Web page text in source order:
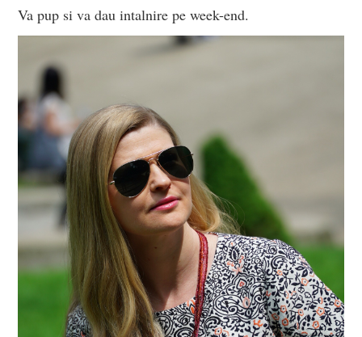
Va pup si va dau intalnire pe week-end.